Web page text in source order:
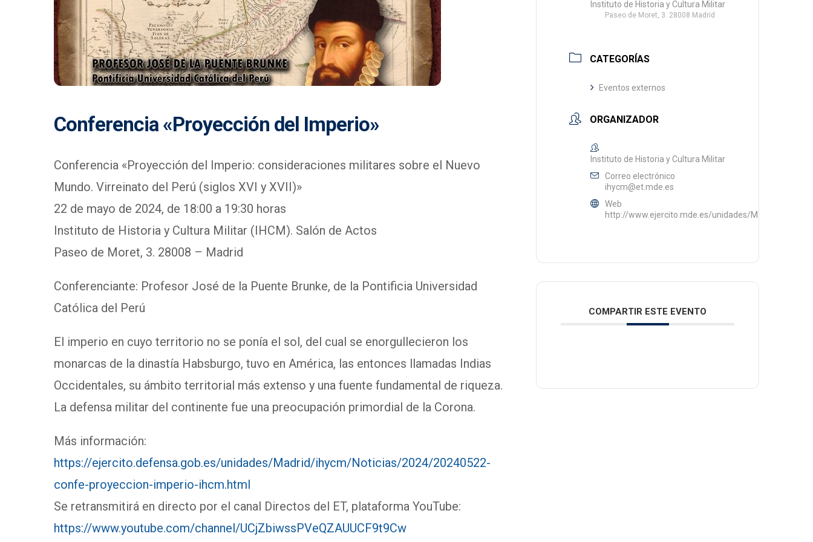
Conferencia «Proyección del Imperio»
Conferencia «Proyección del Imperio: consideraciones militares sobre el Nuevo
Mundo. Virreinato del Perú (siglos XVI y XVII)»
22 de mayo de 2024, de 18:00 a 19:30 horas
Instituto de Historia y Cultura Militar (IHCM). Salón de Actos
Paseo de Moret, 3. 28008 – Madrid
Conferenciante: Profesor José de la Puente Brunke, de la Pontificia Universidad
Católica del Perú
El imperio en cuyo territorio no se ponía el sol, del cual se enorgullecieron los
monarcas de la dinastía Habsburgo, tuvo en América, las entonces llamadas Indias
Occidentales, su ámbito territorial más extenso y una fuente fundamental de riqueza.
La defensa militar del continente fue una preocupación primordial de la Corona.
Más información:
https://ejercito.defensa.gob.es/unidades/Madrid/ihycm/Noticias/2024/20240522-
confe-proyeccion-imperio-ihcm.html
Se retransmitirá en directo por el canal Directos del ET, plataforma YouTube:
https://www.youtube.com/channel/UCjZbiwssPVeQZAUUCF9t9Cw
Instituto de Historia y Cultura Militar
Paseo de Moret, 3. 28008 Madrid
CATEGORÍAS
Eventos externos
ORGANIZADOR
Instituto de Historia y Cultura Militar
Correo electrónico
ihycm@et.mde.es
Web
http://www.ejercito.mde.es/unidades/Madrid/ihycm/
COMPARTIR ESTE EVENTO